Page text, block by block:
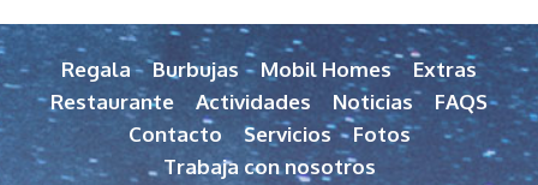
Regala Burbujas Mobil Homes
Extras
Restaurante
Actividades Noticias
FAQS
Contacto
Servicios
Fotos
Trabaja con nosotros